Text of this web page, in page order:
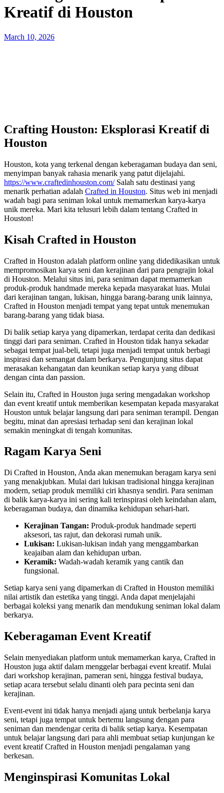
Kreatif di Houston
Posted
March 10, 2026
Crafting Houston: Eksplorasi Kreatif di
Houston
Houston, kota yang terkenal dengan keberagaman budaya dan seni,
menyimpan banyak rahasia menarik yang patut dijelajahi.
https://www.craftedinhouston.com/Salah satu destinasi yang
menarik perhatian adalah Crafted in Houston. Situs web ini menjadi
wadah bagi para seniman lokal untuk memamerkan karya-karya
unik mereka. Mari kita telusuri lebih dalam tentang Crafted in
Houston!
Kisah Crafted in Houston
Crafted in Houston adalah platform online yang didedikasikan untuk
mempromosikan karya seni dan kerajinan dari para pengrajin lokal
di Houston. Melalui situs ini, para seniman dapat memamerkan
produk-produk handmade mereka kepada masyarakat luas. Mulai
dari kerajinan tangan, lukisan, hingga barang-barang unik lainnya,
Crafted in Houston menjadi tempat yang tepat untuk menemukan
barang-barang yang tidak biasa.
Di balik setiap karya yang dipamerkan, terdapat cerita dan dedikasi
tinggi dari para seniman. Crafted in Houston tidak hanya sekadar
sebagai tempat jual-beli, tetapi juga menjadi tempat untuk berbagi
inspirasi dan semangat dalam berkarya. Pengunjung situs dapat
merasakan kehangatan dan keunikan setiap karya yang dibuat
dengan cinta dan passion.
Selain itu, Crafted in Houston juga sering mengadakan workshop
dan event kreatif untuk memberikan kesempatan kepada masyarakat
Houston untuk belajar langsung dari para seniman terampil. Dengan
begitu, minat dan apresiasi terhadap seni dan kerajinan lokal
semakin meningkat di tengah komunitas.
Ragam Karya Seni
Di Crafted in Houston, Anda akan menemukan beragam karya seni
yang menakjubkan. Mulai dari lukisan tradisional hingga kerajinan
modern, setiap produk memiliki ciri khasnya sendiri. Para seniman
di balik karya-karya ini sering kali terinspirasi oleh keindahan alam,
keberagaman budaya, dan dinamika kehidupan sehari-hari.
Kerajinan Tangan: Produk-produk handmade seperti
aksesori, tas rajut, dan dekorasi rumah unik.
Lukisan: Lukisan-lukisan indah yang menggambarkan
keajaiban alam dan kehidupan urban.
Keramik: Wadah-wadah keramik yang cantik dan
fungsional.
Setiap karya seni yang dipamerkan di Crafted in Houston memiliki
nilai artistik dan estetika yang tinggi. Anda dapat menjelajahi
berbagai koleksi yang menarik dan mendukung seniman lokal dalam
berkarya.
Keberagaman Event Kreatif
Selain menyediakan platform untuk memamerkan karya, Crafted in
Houston juga aktif dalam menggelar berbagai event kreatif. Mulai
dari workshop kerajinan, pameran seni, hingga festival budaya,
setiap acara tersebut selalu dinanti oleh para pecinta seni dan
kerajinan.
Event-event ini tidak hanya menjadi ajang untuk berbelanja karya
seni, tetapi juga tempat untuk bertemu langsung dengan para
seniman dan mendengar cerita di balik setiap karya. Kesempatan
untuk belajar langsung dari para ahli membuat setiap kunjungan ke
event kreatif Crafted in Houston menjadi pengalaman yang
berkesan.
Menginspirasi Komunitas Lokal